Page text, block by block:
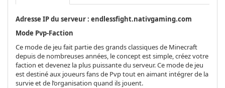
Adresse IP du serveur : endlessfight.nativgaming.com
Mode Pvp-Faction
Ce mode de jeu fait partie des grands classiques de Minecraft
depuis de nombreuses années, le concept est simple, créez votre
faction et devenez la plus puissante du serveur. Ce mode de jeu
est destiné aux joueurs fans de Pvp tout en aimant intégrer de la
survie et de l’organisation quand ils jouent.